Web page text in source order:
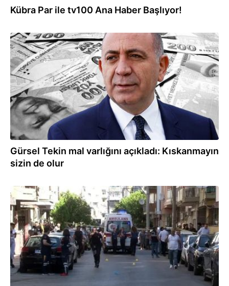
Kübra Par ile tv100 Ana Haber Başlıyor!
09.09.2025
Gürsel Tekin mal varlığını açıkladı: Kıskanmayın
sizin de olur
08.09.2025